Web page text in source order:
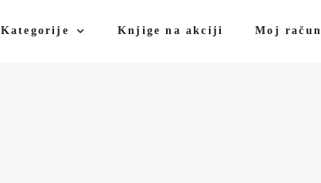
Kategorije Knjige na akciji Moj račun